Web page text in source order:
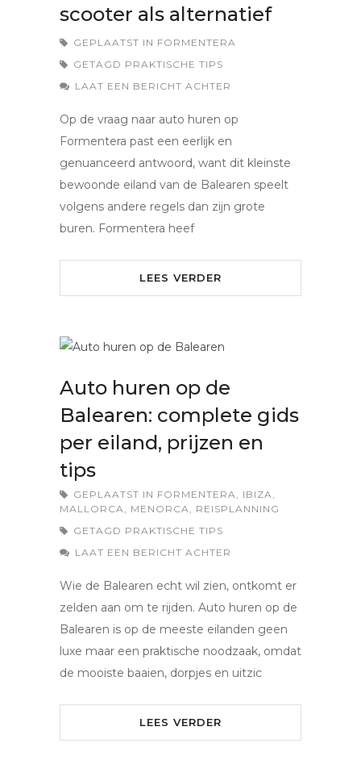
scooter als alternatief
GEPLAATST IN FORMENTERA
GETAGD PRAKTISCHE TIPS
LAAT EEN BERICHT ACHTER
Op de vraag naar auto huren op
Formentera past een eerlijk en
genuanceerd antwoord, want dit kleinste
bewoonde eiland van de Balearen speelt
volgens andere regels dan zijn grote
buren. Formentera heef
LEES VERDER
Auto huren op de
Balearen: complete gids
per eiland, prijzen en
tips
GEPLAATST IN FORMENTERA, IBIZA,
MALLORCA, MENORCA, REISPLANNING
GETAGD PRAKTISCHE TIPS
LAAT EEN BERICHT ACHTER
Wie de Balearen echt wil zien, ontkomt er
zelden aan om te rijden. Auto huren op de
Balearen is op de meeste eilanden geen
luxe maar een praktische noodzaak, omdat
de mooiste baaien, dorpjes en uitzic
LEES VERDER